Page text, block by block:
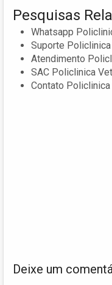
Pesquisas
Whatsapp
Suporte
Atendimento
SAC Policlinica
Contato Policlinica
Deixe um